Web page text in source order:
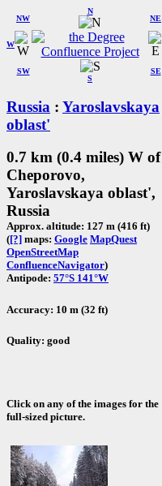
W
NW
N
NE
SW
S
SE
Russia : Yaroslavskaya
oblast'
0.7 km (0.4 miles) W of
Cheporovo,
Yaroslavskaya oblast',
Russia
Approx. altitude: 127 m (416 ft)
([?] maps: Google MapQuest
OpenStreetMap
ConfluenceNavigator)
Antipode: 57°S 141°W
Accuracy: 10 m (32 ft)
Quality: good
Click on any of the images for the
full-sized picture.